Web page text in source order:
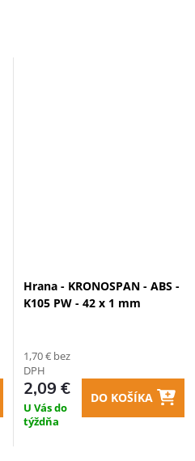
Hrana - KRONOSPAN - ABS -
K105 PW - 42 x 1 mm
1,70 € bez
DPH
2,09 €
U Vás do
týždňa
DO KOŠÍKA